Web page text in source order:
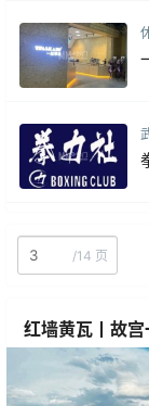
/14 页
红墙黄瓦丨故宫